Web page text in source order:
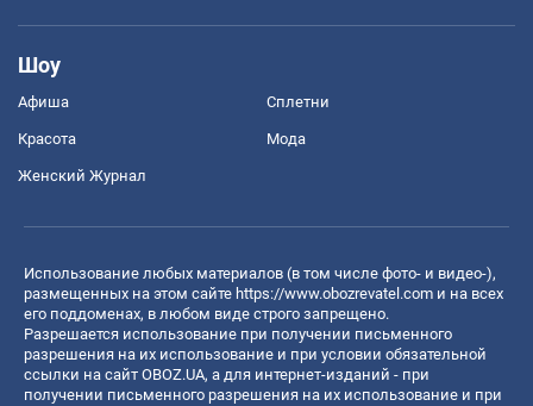
Шоу
Афиша Сплетни
Красота Мода
Женский Журнал
Использование любых материалов (в том числе фото- и видео-),
размещенных на этом сайте https://www.obozrevatel.com и на всех
его поддоменах, в любом виде строго запрещено.
Разрешается использование при получении письменного
разрешения на их использование и при условии обязательной
ссылки на сайт OBOZ.UA, а для интернет-изданий - при
получении письменного разрешения на их использование и при